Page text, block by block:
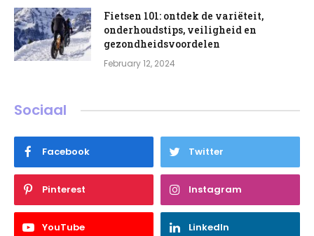
Fietsen 101: ontdek de variëteit,
onderhoudstips, veiligheid en
gezondheidsvoordelen
February 12, 2024
Sociaal
Facebook Twitter
Pinterest Instagram
YouTube LinkedIn